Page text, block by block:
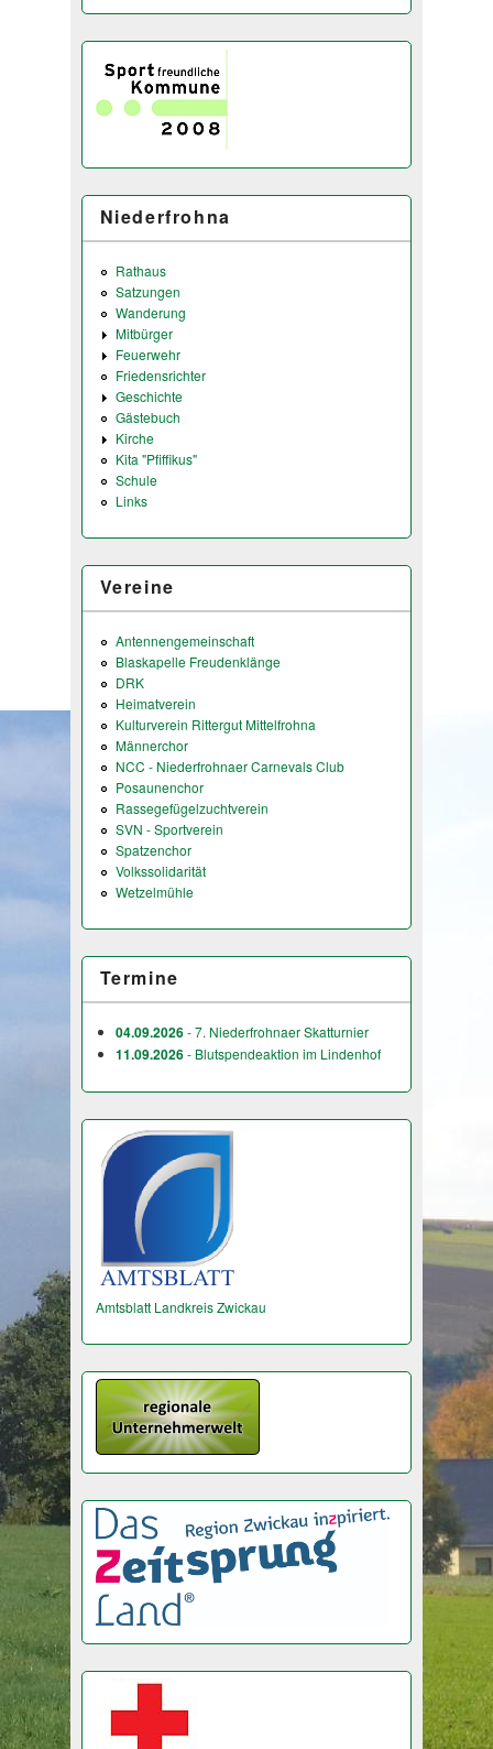
Niederfrohna
Rathaus
Satzungen
Wanderung
Mitbürger
Feuerwehr
Friedensrichter
Geschichte
Gästebuch
Kirche
Kita "Pfiffikus"
Schule
Links
Vereine
Antennengemeinschaft
Blaskapelle Freudenklänge
DRK
Heimatverein
Kulturverein Rittergut Mittelfrohna
Männerchor
NCC - Niederfrohnaer Carnevals Club
Posaunenchor
Rassegefügelzuchtverein
SVN - Sportverein
Spatzenchor
Volkssolidarität
Wetzelmühle
Termine
04.09.2026- 7. Niederfrohnaer Skatturnier
11.09.2026- Blutspendeaktion im Lindenhof
Amtsblatt Landkreis Zwickau